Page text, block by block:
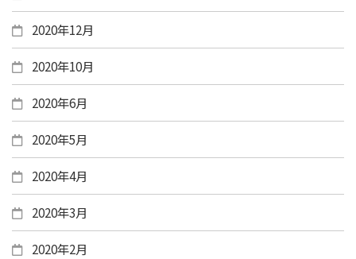
2020年12月
2020年10月
2020年6月
2020年5月
2020年4月
2020年3月
2020年2月